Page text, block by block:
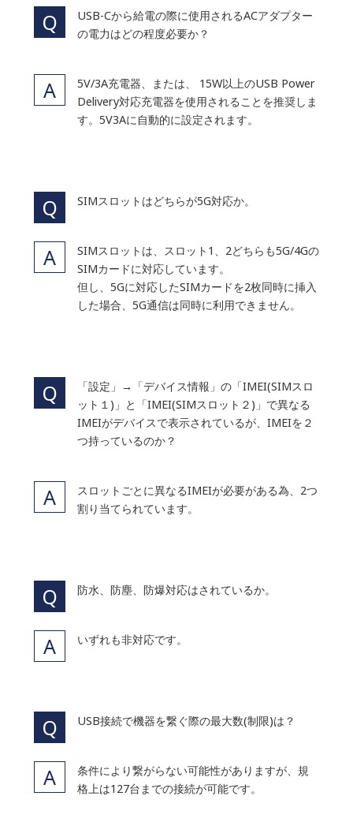
USB-Cから給電の際に使用されるACアダプター
の電力はどの程度必要か？
5V/3A充電器、または、 15W以上のUSB Power
Delivery対応充電器を使用されることを推奨しま
す。5V3Aに自動的に設定されます。
SIMスロットはどちらが5G対応か。
SIMスロットは、スロット1、2どちらも5G/4Gの
SIMカードに対応しています。
但し、5Gに対応したSIMカードを2枚同時に挿入
した場合、5G通信は同時に利用できません。
「設定」→「デバイス情報」の「IMEI(SIMスロ
ット１)」と「IMEI(SIMスロット２)」で異なる
IMEIがデバイスで表示されているが、IMEIを２
つ持っているのか？
スロットごとに異なるIMEIが必要がある為、2つ
割り当てられています。
防水、防塵、防爆対応はされているか。
いずれも非対応です。
USB接続で機器を繋ぐ際の最大数(制限)は？
条件により繋がらない可能性がありますが、規
格上は127台までの接続が可能です。